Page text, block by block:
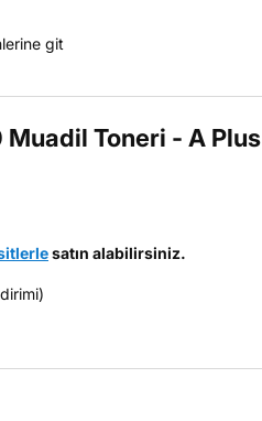
git
Toneri - A Plus
satın alabilirsiniz.